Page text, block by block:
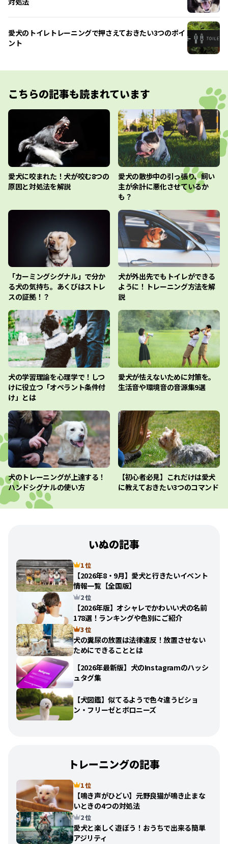
愛犬のトイレトレーニングで押さえておきたい3つのポイ
ント
こちらの記事も読まれています
愛犬に咬まれた！犬が咬む8つの
原因と対処法を解説
愛犬の散歩中の引っ張り、飼い
主が余計に悪化させているか
も？
「カーミングシグナル」で分か
る犬の気持ち。あくびはストレ
スの証拠！？
犬が外出先でもトイレができる
ように！トレーニング方法を解
説
犬の学習理論を心理学で！しつ
けに役立つ「オペラント条件付
け」とは
愛犬が怯えないために対策を。
生活音や環境音の音源集9選
犬のトレーニングが上達する！
ハンドシグナルの使い方
【初心者必見】これだけは愛犬
に教えておきたい3つのコマンド
いぬの記事
1 位
【2026年8・9月】愛犬と行きたいイベント
情報一覧【全国版】
2 位
【2026年版】オシャレでかわいい犬の名前
178選！ランキングや色別にご紹介
3 位
犬の糞尿の放置は法律違反！放置させない
ためにできることとは
【2026年最新版】犬のInstagramのハッシ
ュタグ集
【犬図鑑】似てるようで色々違うビショ
ン・フリーゼとボロニーズ
トレーニングの記事
1 位
【鳴き声がひどい】元野良猫が鳴き止まな
いときの4つの対処法
2 位
愛犬と楽しく遊ぼう！おうちで出来る簡単
アジリティ